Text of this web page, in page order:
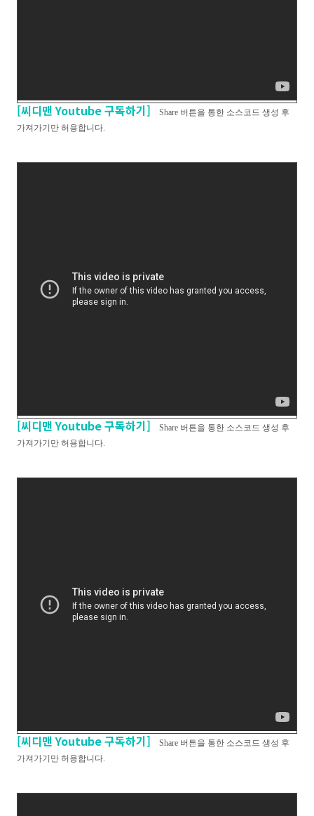
[씨디맨 Youtube 구독하기]
Share 버튼을 통한 소스코드 생성 후
가져가기만 허용합니다.
[씨디맨 Youtube 구독하기]
Share 버튼을 통한 소스코드 생성 후
가져가기만 허용합니다.
[씨디맨 Youtube 구독하기]
Share 버튼을 통한 소스코드 생성 후
가져가기만 허용합니다.